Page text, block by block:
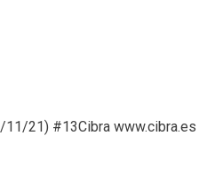
11/21) #13Cibra www.cibra.es